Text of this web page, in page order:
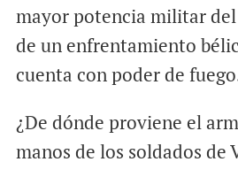
mayor potencia militar del
de un enfrentamiento
cuenta con poder de
¿De dónde proviene el
manos de los soldados de